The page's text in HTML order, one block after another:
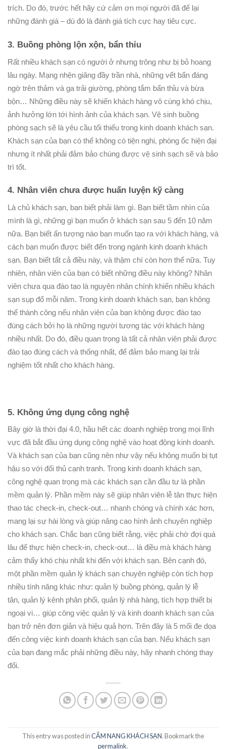
trích. Do đó, trước hết hãy cứ cảm ơn mọi người đã để lại
những đánh giá – dù đó là đánh giá tích cực hay tiêu cực.
3. Buồng phòng lộn xộn, bẩn thỉu
Rất nhiều khách sạn có người ở nhưng trông như bị bỏ hoang
lâu ngày. Mạng nhện giăng đầy trần nhà, những vết bẩn đáng
ngờ trên thảm và ga trải giường, phòng tắm bẩn thỉu và bừa
bộn… Những điều này sẽ khiến khách hàng vô cùng khó chịu,
ảnh hưởng lớn tới hình ảnh của khách sạn. Vệ sinh buồng
phòng sạch sẽ là yêu cầu tối thiểu trong kinh doanh khách sạn.
Khách sạn của bạn có thể không có tiện nghi, phòng ốc hiện đại
nhưng ít nhất phải đảm bảo chúng được vệ sinh sạch sẽ và bảo
trì tốt.
4. Nhân viên chưa được huấn luyện kỹ càng
Là chủ khách sạn, bạn biết phải làm gì. Bạn biết tầm nhìn của
mình là gì, những gì bạn muốn ở khách sạn sau 5 đến 10 năm
nữa. Bạn biết ấn tượng nào bạn muốn tạo ra với khách hàng, và
cách bạn muốn được biết đến trong ngành kinh doanh khách
sạn. Bạn biết tất cả điều này, và thậm chí còn hơn thế nữa. Tuy
nhiên, nhân viên của bạn có biết những điều này không? Nhân
viên chưa qua đào tạo là nguyên nhân chính khiến nhiều khách
sạn sụp đổ mỗi năm. Trong kinh doanh khách sạn, bạn không
thể thành công nếu nhân viên của bạn không được đào tạo
đúng cách bởi họ là những người tương tác với khách hàng
nhiều nhất. Do đó, điều quan trọng là tất cả nhân viên phải được
đào tạo đúng cách và thống nhất, để đảm bảo mang lại trải
nghiệm tốt nhất cho khách hàng.
5. Không ứng dụng công nghệ
Bây giờ là thời đại 4.0, hầu hết các doanh nghiệp trong mọi lĩnh
vực đã bắt đầu ứng dụng công nghệ vào hoạt động kinh doanh.
Và khách sạn của bạn cũng nên như vậy nếu không muốn bị tụt
hậu so với đối thủ cạnh tranh. Trong kinh doanh khách sạn,
công nghệ quan trọng mà các khách sạn cần đầu tư là phần
mềm quản lý. Phần mềm này sẽ giúp nhân viên lễ tân thực hiện
thao tác check-in, check-out… nhanh chóng và chính xác hơn,
mang lại sự hài lòng và giúp nâng cao hình ảnh chuyên nghiệp
cho khách sạn. Chắc bạn cũng biết rằng, việc phải chờ đợi quá
lâu để thực hiện check-in, check-out… là điều mà khách hàng
cảm thấy khó chịu nhất khi đến với khách sạn. Bên cạnh đó,
một phần mềm quản lý khách sạn chuyên nghiệp còn tích hợp
nhiều tính năng khác như: quản lý buồng phòng, quản lý lễ
tân, quản lý kênh phân phối, quản lý nhà hàng, tích hợp thiết bị
ngoại vi… giúp công việc quản lý và kinh doanh khách sạn của
bạn trở nên đơn giản và hiệu quả hơn. Trên đây là 5 mối đe dọa
đến công việc kinh doanh khách sạn của bạn. Nếu khách sạn
của bạn đang mắc phải những điều này, hãy nhanh chóng thay
đổi.
This entry was posted inCẨM NANG KHÁCH SẠN. Bookmark the
permalink.